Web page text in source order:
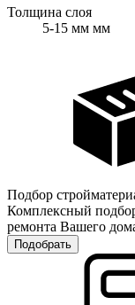
Толщина слоя
5-15 мм мм
Подбор
Комплексный
ремонта Вашего
Подобрать